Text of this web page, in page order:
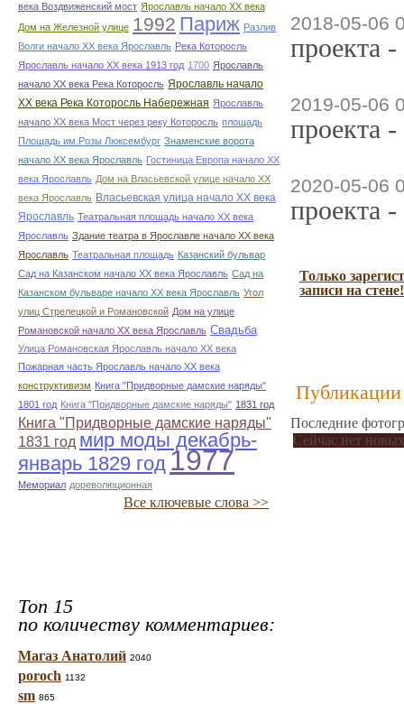
века Воздвиженский мост Ярославль начало ХХ века
Дом на Железной улице 1992 Париж Разлив
Волги начало ХХ века Ярославль Река Которосль
Ярославль начало ХХ века 1913 год 1700 Ярославль
начало ХХ века Река Которосль Ярославль начало
ХХ века Река Которосль Набережная Ярославль
начало ХХ века Мост через реку Которосль площадь
Площадь им.Розы Люксембург Знаменские ворота
начало ХХ века Ярославль Гостиница Европа начало ХХ
века Ярославль Дом на Власьевской улице начало ХХ
века Ярославль Власьевская улица начало ХХ века
Ярославль Театральная площадь начало ХХ века
Ярославль Здание театра в Ярославле начало ХХ века
Ярославль Театральная площадь Казанский бульвар
Сад на Казанском начало ХХ века Ярославль Сад на
Казанском бульваре начало ХХ века Ярославль Угол
улиц Стрелецкой и Романовской Дом на улице
Романовской начало ХХ века Ярославль Свадьба
Улица Романовская Ярославль начало ХХ века
Пожарная часть Ярославль начало ХХ века
конструктивизм Книга "Придворные дамские наряды"
1801 год Книга "Придворные дамские наряды" 1831 год
Книга "Придворные дамские наряды"
1831 год мир моды декабрь-
январь 1829 год1977
Мемориал дореволюционная
Все ключевые слова >>
Топ 15
по количеству комментариев:
Магаз Анатолий 2040
poroch 1132
sm 865
2018-05-06
проекта
2019-05-06
проекта
2020-05-06
проекта
Только
записи на стене!
Публикации
Последние
Сейчас нет